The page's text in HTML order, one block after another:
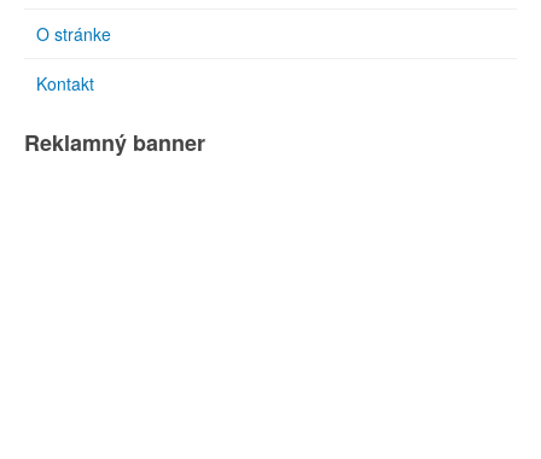
O stránke
Kontakt
Reklamný banner